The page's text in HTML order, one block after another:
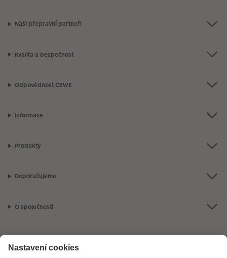
Naši přepravní partneři
Kvalita a bezpečnost
Odpovědnost CEWE
Informace
Produkty
Doporučujeme
O společnosti